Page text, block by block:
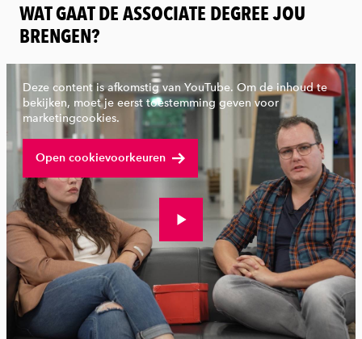
:
WAT GAAT DE ASSOCIATE DEGREE JOU
BRENGEN?
Bekijk volledige video
Deze content is afkomstig van YouTube. Om de inhoud te
bekijken, moet je eerst toestemming geven voor
marketingcookies.
Open cookievoorkeuren